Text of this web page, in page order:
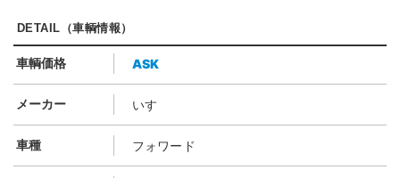
DETAIL（車輌情報）
車輌価格 ASK
メーカー いすゞ
車種 フォワード